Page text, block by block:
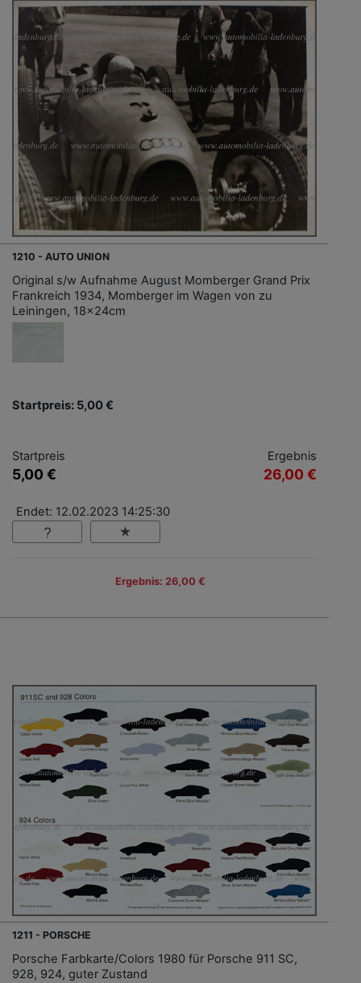
1210 - AUTO UNION
Original s/w Aufnahme August Momberger Grand Prix
Frankreich 1934, Momberger im Wagen von zu
Leiningen, 18x24cm
Startpreis: 5,00 €
Startpreis
5,00 €
Ergebnis
26,00 €
Endet: 12.02.2023 14:25:30
Ergebnis: 26,00 €
1211 - PORSCHE
Porsche Farbkarte/Colors 1980 für Porsche 911 SC,
928, 924, guter Zustand